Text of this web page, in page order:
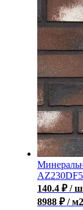
140.4 ₽ /
8988 ₽ / м2